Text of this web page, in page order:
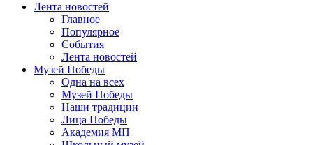
Лента новостей
Главное
Популярное
События
Лента новостей
Музей Победы
Одна на всех
Музей Победы
Наши традиции
Лица Победы
Академия МП